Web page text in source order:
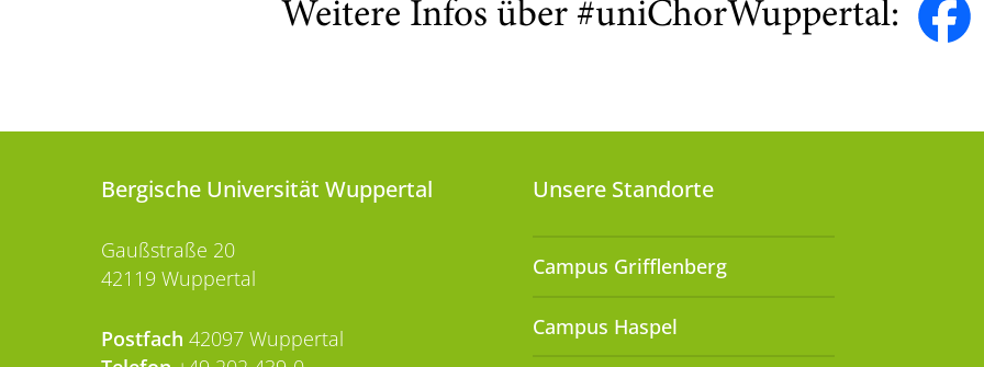
Weitere Infos über #uniChorWuppertal:
Bergische Universität Wuppertal
Gaußstraße 20
42119 Wuppertal
Postfach 42097 Wuppertal
Unsere Standorte
Campus Grifflenberg
Campus Haspel